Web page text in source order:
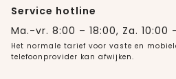
Service hotline
Ma.-vr. 8:00 – 18:00, Za. 10:00
Het normale tarief voor vaste en
telefoonprovider kan afwijken.